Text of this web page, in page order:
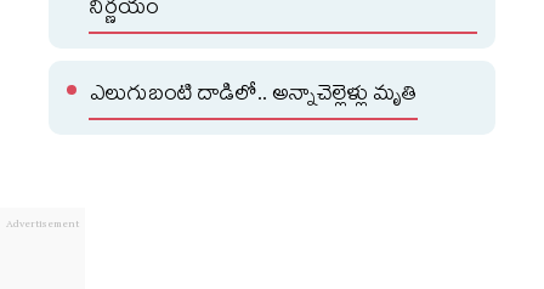
నిర్ణయం
ఎలుగుబంటి దాడిలో.. అన్నాచెల్లెళ్లు మృతి